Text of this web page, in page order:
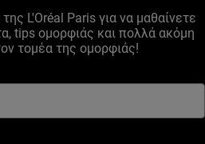
L'Oréal Paris για να μαθαίνετε
tips ομορφιάς και πολλά ακόμη
τομέα της ομορφιάς!